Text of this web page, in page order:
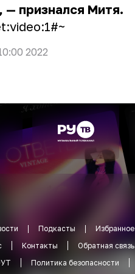
— признался Митя.
2022
Подкасты Избранное
Контакты Обратная связь
Политика безопасности